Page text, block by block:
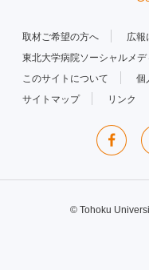
取材ご希望の方へ
広報
東北大学病院ソーシャルメ
このサイトについて
個
サイトマップ
リンク
© Tohoku